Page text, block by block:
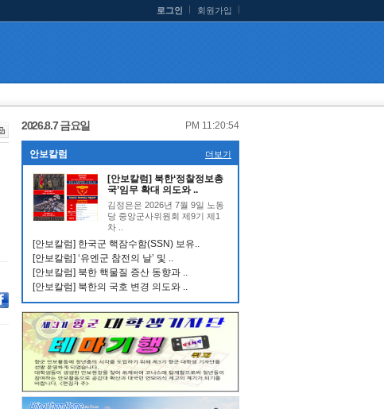
로그인 회원가입
2026.8.7 금요일 PM 11:20:54
안보칼럼 더보기
[안보칼럼] 북한‘정찰정보총
국’임무 확대 의도와 ..
김정은은 2026년 7월 9일 노동
당 중앙군사위원회 제9기 제1
차 ..
[안보칼럼] 한국군 핵잠수함(SSN) 보유..
[안보칼럼] ‘유엔군 참전의 날’ 및 ..
[안보칼럼] 북한 핵물질 증산 동향과 ..
[안보칼럼] 북한의 국호 변경 의도와 ..